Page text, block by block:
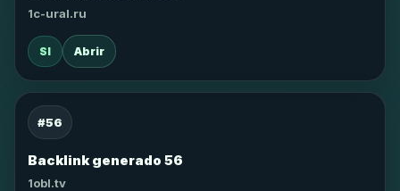
1c-ural.ru
SI Abrir
#56
Backlink generado 56
1obl.tv